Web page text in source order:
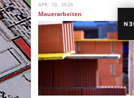
APR. 10, 2026
Mauerarbeiten